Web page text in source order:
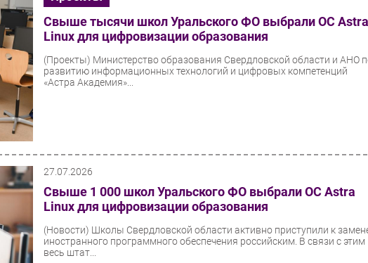
Свыше тысячи школ Уральского ФО выбрали ОС
Linux для цифровизации образования
(Проекты) Министерство образования Свердловской области и АНО
развитию информационных технологий и цифровых компетенций
«Астра Академия»...
27.07.2026
Свыше 1 000 школ Уральского ФО выбрали ОС Astra
Linux для цифровизации образования
(Новости) Школы Свердловской области активно приступили к
иностранного программного обеспечения российским. В связи с этим
весь штат...